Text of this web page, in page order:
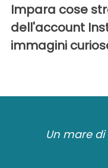
Impara cose
dell'account
immagini
Un mare